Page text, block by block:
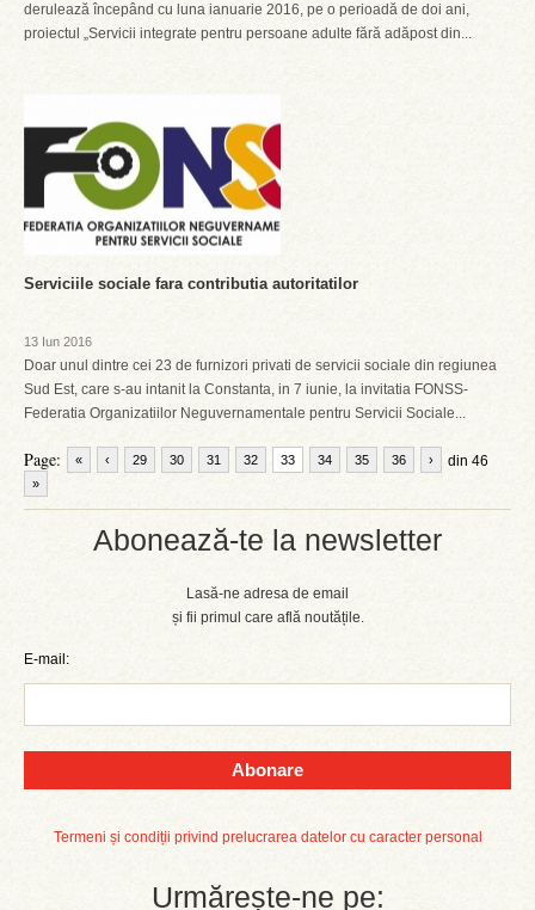
Abonează-te la newsletter
Lasă-ne adresa de email
și fii primul care află noutățile.
E-mail:
Abonare
Termeni și condiții privind prelucrarea datelor cu caracter personal
Urmărește-ne pe:
derulează începând cu luna ianuarie 2016, pe o perioadă de doi ani,
proiectul „Servicii integrate pentru persoane adulte fără adăpost din...
Serviciile sociale fara contributia autoritatilor
13 Iun 2016
Doar unul dintre cei 23 de furnizori privati de servicii sociale din regiunea
Sud Est, care s-au intanit la Constanta, in 7 iunie, la invitatia FONSS-
Federatia Organizatiilor Neguvernamentale pentru Servicii Sociale...
Page: « ‹ 29 30 31 32 33 34 35 36 din 46
›
»